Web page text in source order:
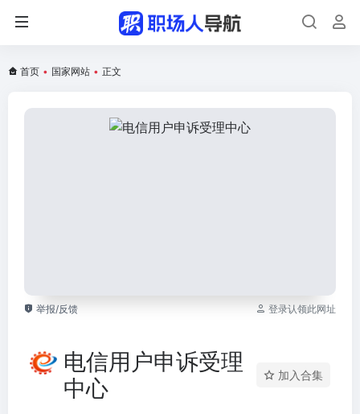
首页 • 国家网站 • 正文
举报/反馈 登录认领此网址
电信用户申诉受理
中心
加入合集